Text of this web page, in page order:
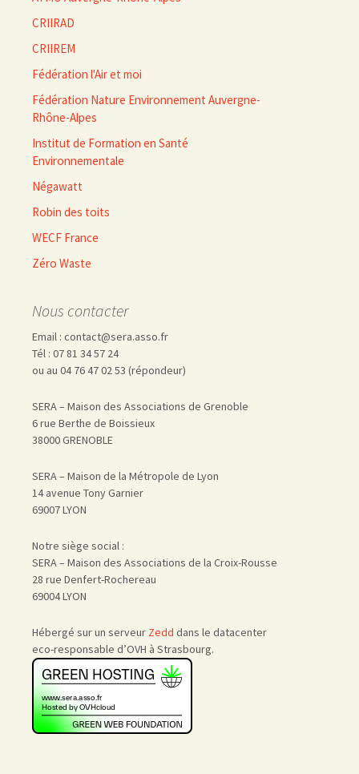
CRIIRAD
CRIIREM
Fédération l'Air et moi
Fédération Nature Environnement Auvergne-
Rhône-Alpes
Institut de Formation en Santé
Environnementale
Négawatt
Robin des toits
WECF France
Zéro Waste
Nous contacter
Email : contact@sera.asso.fr
Tél : 07 81 34 57 24
ou au 04 76 47 02 53 (répondeur)
SERA – Maison des Associations de Grenoble
6 rue Berthe de Boissieux
38000 GRENOBLE
SERA – Maison de la Métropole de Lyon
14 avenue Tony Garnier
69007 LYON
Notre siège social :
SERA – Maison des Associations de la Croix-Rousse
28 rue Denfert-Rochereau
69004 LYON
Hébergé sur un serveur Zedd dans le datacenter
eco-responsable d’OVH à Strasbourg.